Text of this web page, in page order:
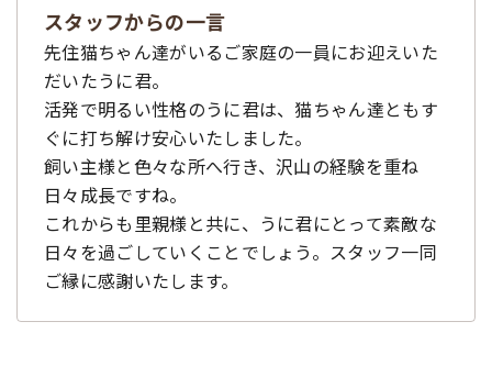
スタッフからの一言
先住猫ちゃん達がいるご家庭の一員にお迎えいた
だいたうに君。
活発で明るい性格のうに君は、猫ちゃん達ともす
ぐに打ち解け安心いたしました。
飼い主様と色々な所へ行き、沢山の経験を重ね
日々成長ですね。
これからも里親様と共に、うに君にとって素敵な
日々を過ごしていくことでしょう。スタッフ一同
ご縁に感謝いたします。